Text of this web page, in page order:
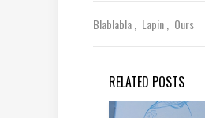
Blablabla Lapin Ours
RELATED POSTS